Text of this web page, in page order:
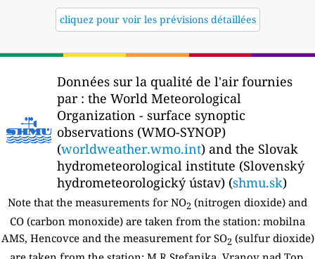
cliquez pour voir les prévisions détaillées
Données sur la qualité de l'air fournies
par : the World Meteorological
Organization - surface synoptic
observations (WMO-SYNOP)
(worldweather.wmo.int) and the Slovak
hydrometeorological institute (Slovenský
hydrometeorologický ústav) (shmu.sk)
Note that the measurements for NO2 (nitrogen dioxide) and
CO (carbon monoxide) are taken from the station: mobilna
AMS, Hencovce and the measurement for SO2 (sulfur dioxide)